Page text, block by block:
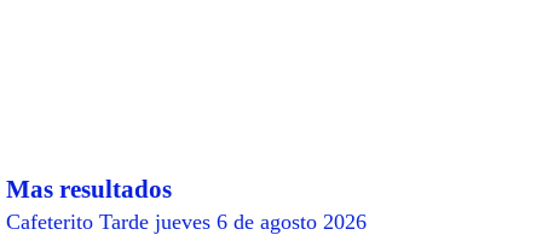
Mas resultados
Cafeterito Tarde jueves 6 de agosto 2026